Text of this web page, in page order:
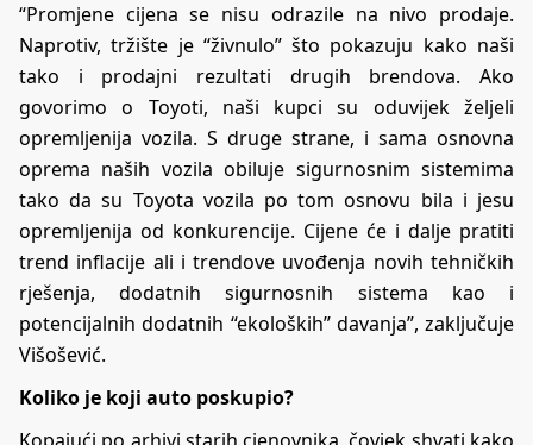
“Promjene cijena se nisu odrazile na nivo prodaje.
Naprotiv, tržište je “živnulo” što pokazuju kako naši
tako i prodajni rezultati drugih brendova. Ako
govorimo o Toyoti, naši kupci su oduvijek željeli
opremljenija vozila. S druge strane, i sama osnovna
oprema naših vozila obiluje sigurnosnim sistemima
tako da su Toyota vozila po tom osnovu bila i jesu
opremljenija od konkurencije. Cijene će i dalje pratiti
trend inflacije ali i trendove uvođenja novih tehničkih
rješenja, dodatnih sigurnosnih sistema kao i
potencijalnih dodatnih “ekoloških” davanja”, zaključuje
Višošević.
Koliko je koji auto poskupio?